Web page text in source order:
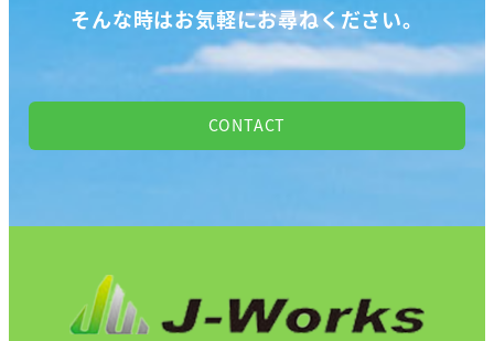
そんな時はお気軽にお尋ねください。
CONTACT